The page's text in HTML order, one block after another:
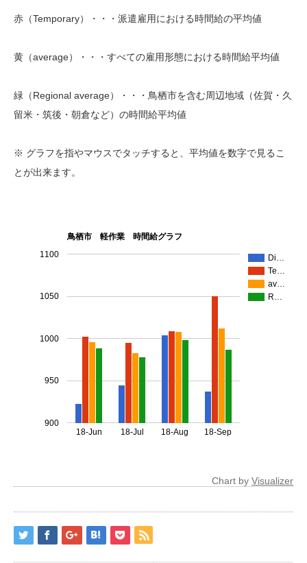
赤（Temporary）・・・派遣雇用における時間給の平均値
黄（average）・・・すべての雇用形態における時間給平均値
緑（Regional average）・・・鳥栖市を含む周辺地域（佐賀・久
留米・筑後・朝倉など）の時間給平均値
※ グラフを指やマウスでタッチすると、平均値を数字で見るこ
とが出来ます。
鳥栖市 軽作業 時間給グラフ
Di…
Te…
av…
R…
18-Jun 18-Jul 18-Aug 18-Sep
900
950
1000
1050
1100
Chart by Visualizer